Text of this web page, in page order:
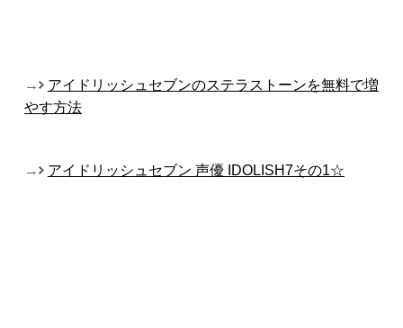
→
アイドリッシュセブンのステラストーンを無料で増
やす方法
→ アイドリッシュセブン 声優 IDOLISH7その1☆